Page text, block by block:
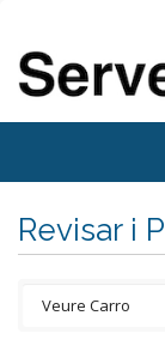
Revisar i